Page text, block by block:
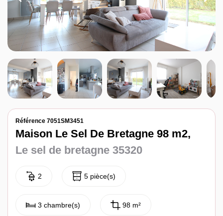
Syndic
Notre agence
Contact
Référence 7051SM3451
Maison Le Sel De Bretagne 98 m2,
Le sel de bretagne 35320
2 5 pièce(s)
3 chambre(s) 98 m²